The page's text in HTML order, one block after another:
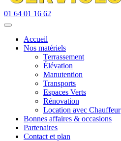
01 64 01 16 62
Accueil
Nos matériels
Terrassement
Élévation
Manutention
Transports
Espaces Verts
Rénovation
Location avec Chauffeur
Bonnes affaires & occasions
Partenaires
Contact et plan